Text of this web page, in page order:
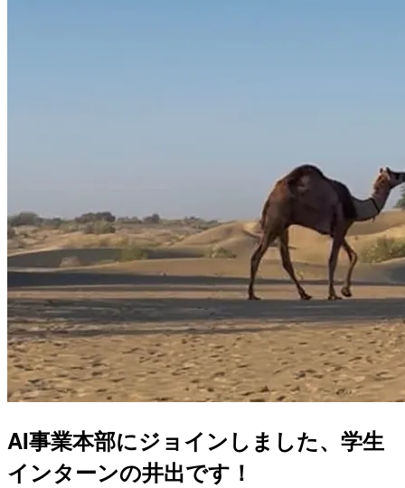
AI事業本部にジョインしました、学生
インターンの井出です！